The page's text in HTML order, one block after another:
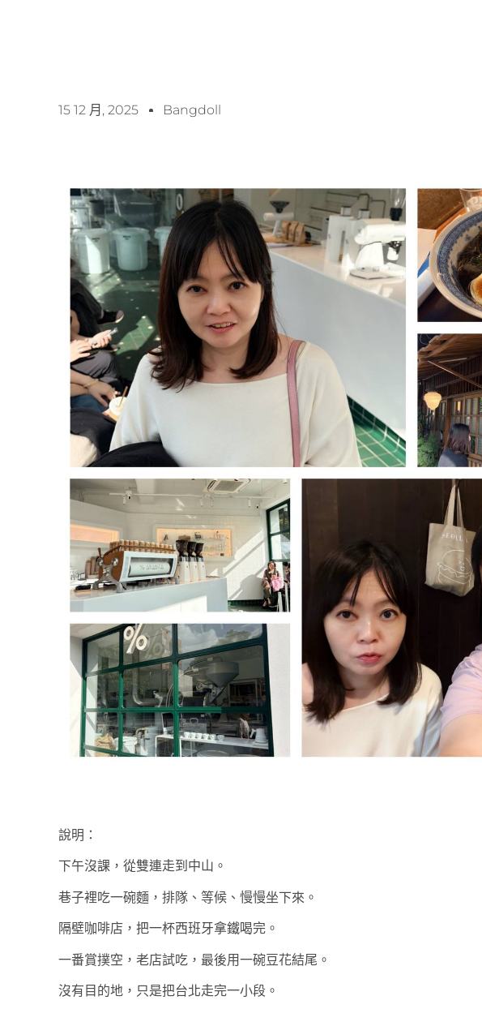
15 12 月, 2025 Bangdoll
說明：
下午沒課，從雙連走到中山。
巷子裡吃一碗麵，排隊、等候、慢慢坐下來。
隔壁咖啡店，把一杯西班牙拿鐵喝完。
一番賞撲空，老店試吃，最後用一碗豆花結尾。
沒有目的地，只是把台北走完一小段。